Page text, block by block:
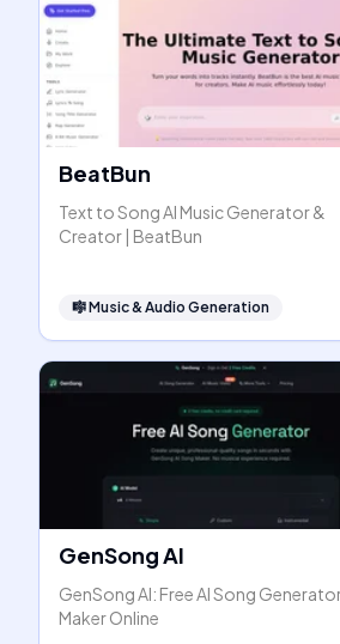
BeatBun
Text to Song AI Music Generator &
Creator | BeatBun
🎼Music & Audio Generation
GenSong AI
GenSong AI: Free AI Song
Maker Online